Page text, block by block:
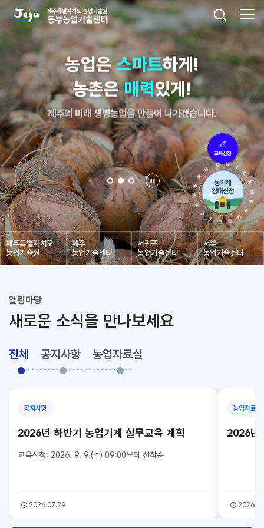
농업은스마트하게!
농촌은매력있게!
제주의 미래 생명농업을 만들어 나가겠습니다.
제주특별자치도
농업기술원
제주
농업기술센터
서귀포
농업기술센터
서부
농업기술센터
알림마당
새로운 소식을 만나보세요
전체
공지사항
2026년 하반기 농업기계 실무교육 계획
2026.07.29
농업자료실
2026년
공지사항 농업자료실